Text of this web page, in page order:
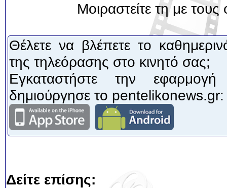
Μοιραστείτε τη με
Θέλετε να βλέπετε το
της τηλεόρασης στο κινητό σας;
Εγκαταστήστε την
δημιούργησε το pentelikonews.gr:
Δείτε επίσης: